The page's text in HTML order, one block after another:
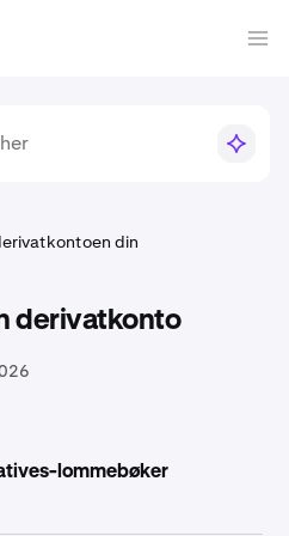
din
derivatkonto
lommebøker